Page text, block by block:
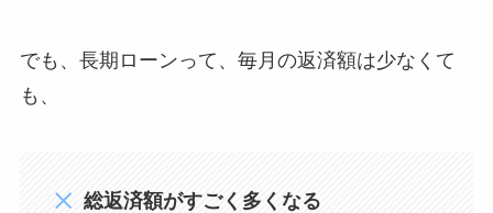
でも、長期ローンって、毎月の返済額は少なくて
も、
総返済額がすごく多くなる